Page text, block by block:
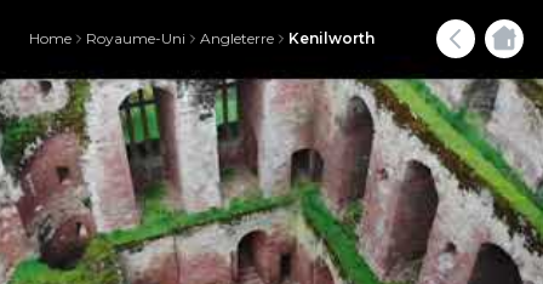
Home Royaume-Uni Angleterre Kenilworth